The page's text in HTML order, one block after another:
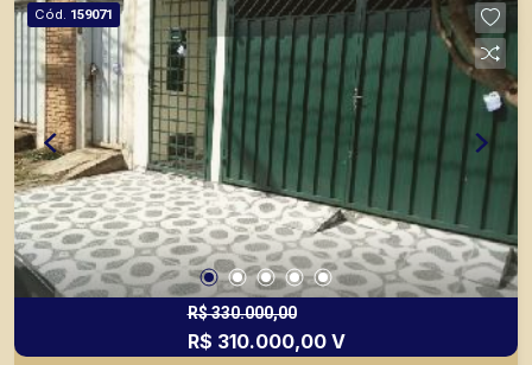
Cód. 159071
R$ 330.000,00
R$ 310.000,00 V